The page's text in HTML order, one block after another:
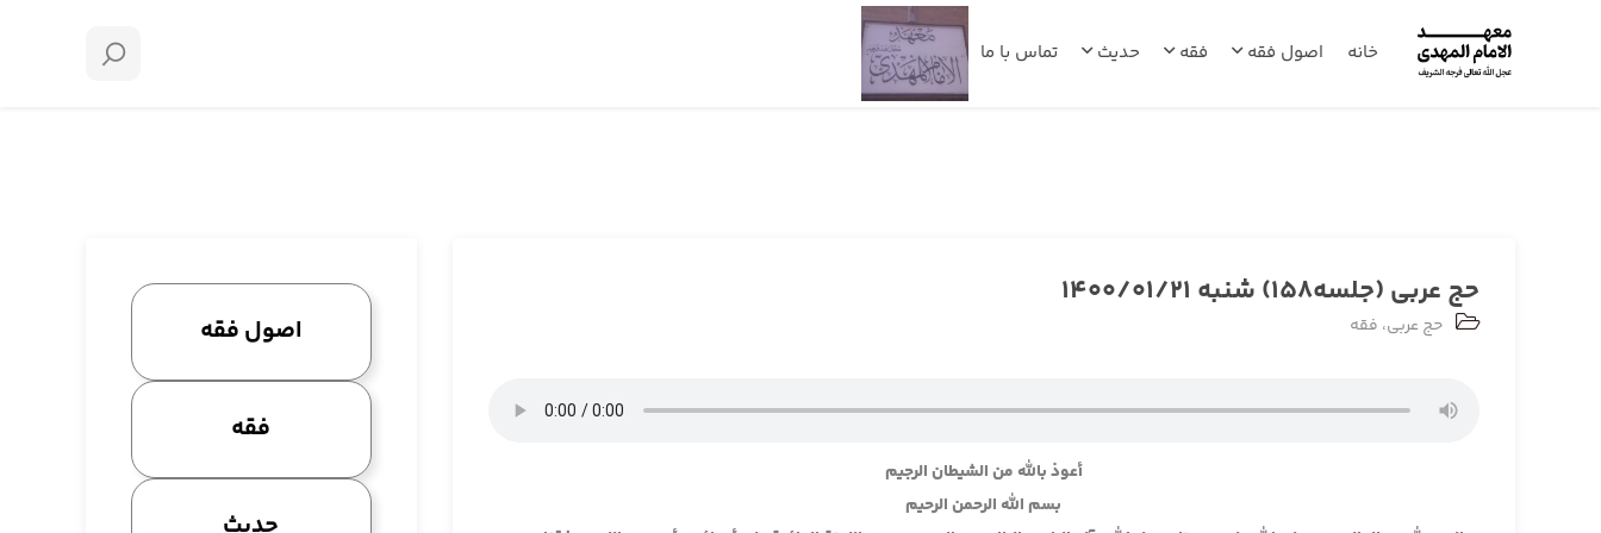
خانه اصول فقه فقه حدیث تماس با ما
حج عربی (جلسه158) شنبه 1400/01/21
حج عربی، فقه
أعوذ بالله من الشيطان الرجيم
بسم الله الرحمن الرحيم
اصول فقه
فقه